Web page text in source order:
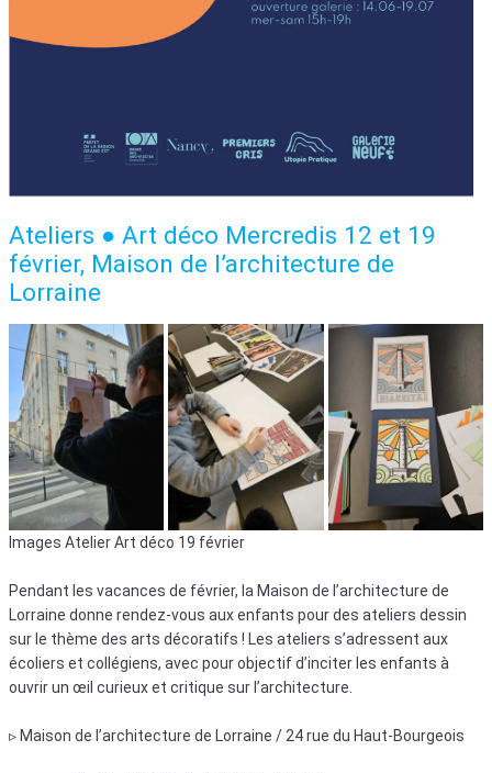
Ateliers ● Art déco Mercredis 12 et 19
février, Maison de l’architecture de
Lorraine
Images Atelier Art déco 19 février
Pendant les vacances de février, la Maison de l’architecture de
Lorraine donne rendez-vous aux enfants pour des ateliers dessin
sur le thème des arts décoratifs ! Les ateliers s’adressent aux
écoliers et collégiens, avec pour objectif d’inciter les enfants à
ouvrir un œil curieux et critique sur l’architecture.
▹ Maison de l’architecture de Lorraine / 24 rue du Haut-Bourgeois